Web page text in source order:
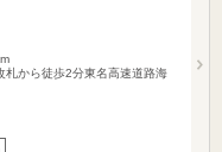
札から徒歩2分東名高速道路海